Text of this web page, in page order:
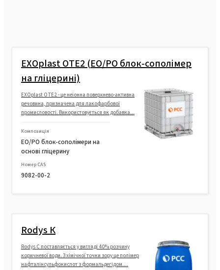
EXOplast OTE2 (EO/PO блок-сополімер
на гліцерині)
EXOplast OTE2 - це неіонна поверхнево-активна
речовина, призначена для лакофарбової
промисловості. Використовується як добавка...
Композиція
EO/PO блок-сополімери на
основі гліцерину
Номер CAS
9082-00-2
Rodys К
Rodys С поставляється у вигляді 40% розчину
коричневої води. З хімічної точки зору це полімер
нафталінсульфокислот з формальдегідом....